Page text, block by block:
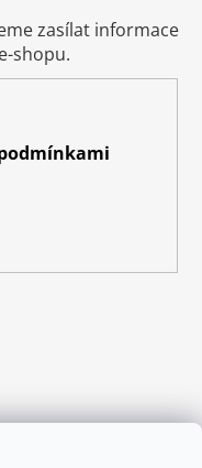
zasílat informace
shopu.